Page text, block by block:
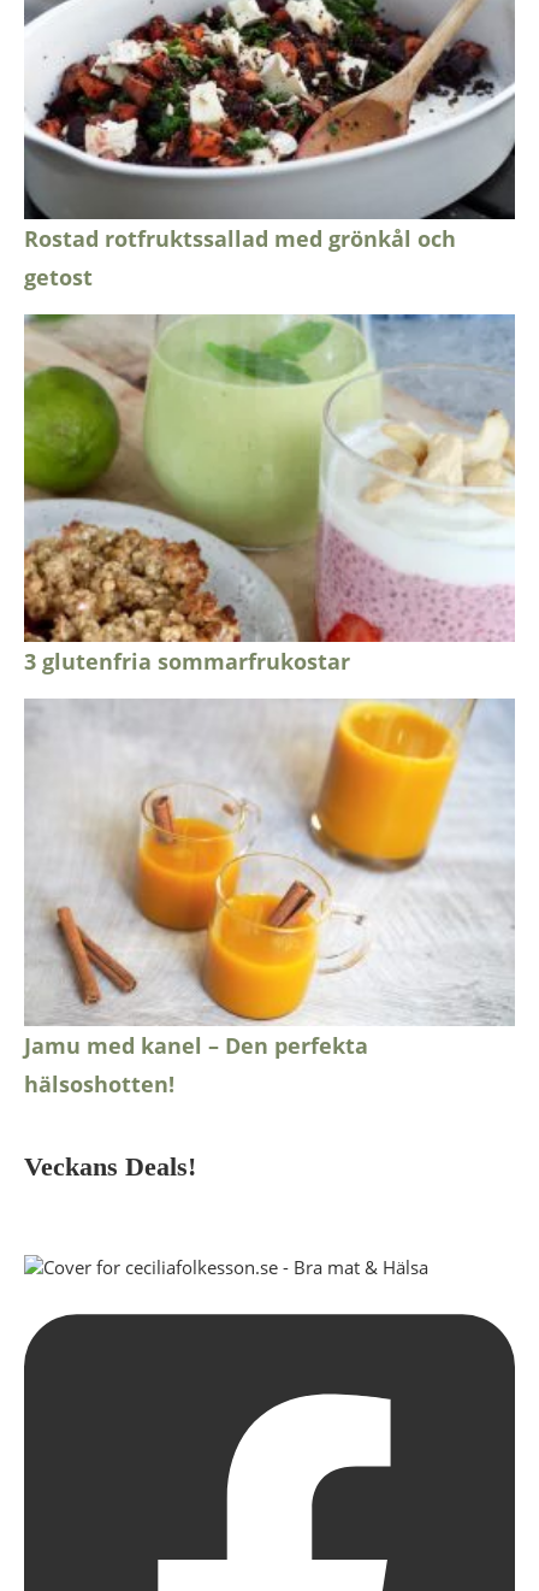
Rostad rotfruktssallad med grönkål och
getost
3 glutenfria sommarfrukostar
Jamu med kanel – Den perfekta
hälsoshotten!
Veckans Deals!